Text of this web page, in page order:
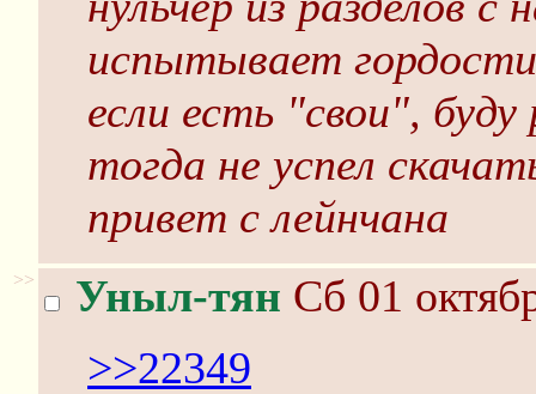
испытывает
если есть "свои",
тогда не успел
привет с лейнчана
>> Уныл-тян Сб 01
>>22349